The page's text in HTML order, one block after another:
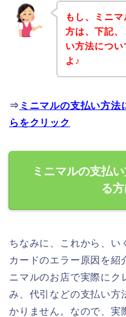
もし、ミニ
方は、下記
い方法につ
よ♪
⇒ ミニマルの支払い方法
らをクリック
ミニマルの支払
る
ちなみに、これから、い
カードのエラー原因を紹
ニマルのお店で実際にク
み、代引などの支払い方
かりません。なので、実